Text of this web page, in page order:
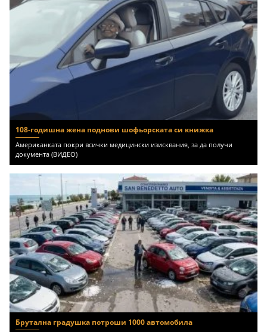
108-годишна жена поднови шофьорската си книжка
Американката покри всички медицински изисквания, за да получи
документа (ВИДЕО)
Брутална градушка потроши 1000 автомобила